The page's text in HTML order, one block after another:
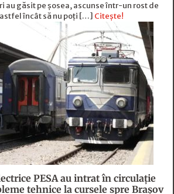
au găsit pe şosea, ascunse într-un rost de
încât să nu poţi […] Citește!
PESA au intrat în circulație
tehnice la cursele spre Brașov